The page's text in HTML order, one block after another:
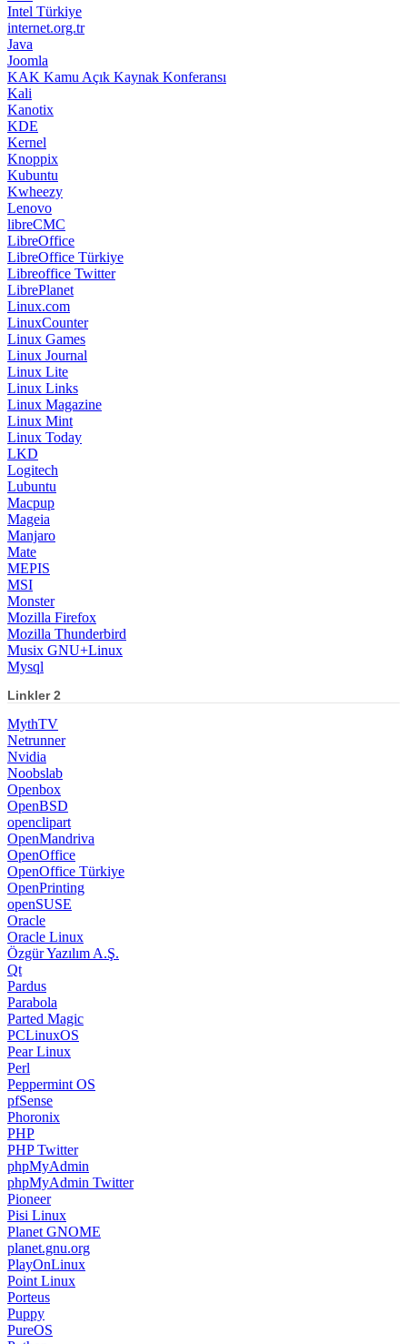
Intel Türkiye
internet.org.tr
Java
Joomla
KAK Kamu Açık Kaynak Konferansı
Kali
Kanotix
KDE
Kernel
Knoppix
Kubuntu
Kwheezy
Lenovo
libreCMC
LibreOffice
LibreOffice Türkiye
Libreoffice Twitter
LibrePlanet
Linux.com
LinuxCounter
Linux Games
Linux Journal
Linux Lite
Linux Links
Linux Magazine
Linux Mint
Linux Today
LKD
Logitech
Lubuntu
Macpup
Mageia
Manjaro
Mate
MEPIS
MSI
Monster
Mozilla Firefox
Mozilla Thunderbird
Musix GNU+Linux
Mysql
Linkler 2
MythTV
Netrunner
Nvidia
Noobslab
Openbox
OpenBSD
openclipart
OpenMandriva
OpenOffice
OpenOffice Türkiye
OpenPrinting
openSUSE
Oracle
Oracle Linux
Özgür Yazılım A.Ş.
Qt
Pardus
Parabola
Parted Magic
PCLinuxOS
Pear Linux
Perl
Peppermint OS
pfSense
Phoronix
PHP
PHP Twitter
phpMyAdmin
phpMyAdmin Twitter
Pioneer
Pisi Linux
Planet GNOME
planet.gnu.org
PlayOnLinux
Point Linux
Porteus
Puppy
PureOS